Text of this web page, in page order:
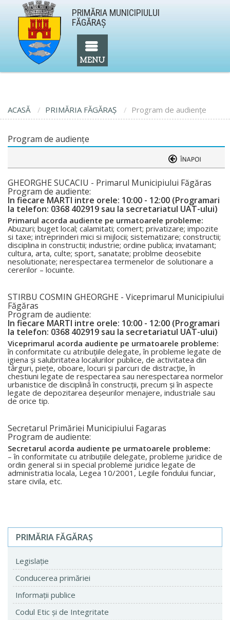
PRIMĂRIA MUNICIPIULUI
FĂGĂRAŞ
ACASĂ PRIMĂRIA FĂGĂRAŞ Program de audienţe
Program de audienţe
GHEORGHE SUCACIU - Primarul Municipiului Făgăras
Program de audiente:
In fiecare MARTI intre orele: 10:00 - 12:00 (Programari
la telefon: 0368 402919 sau la secretariatul UAT-ului)
Primarul acorda audiente pe urmatoarele probleme:
Abuzuri; buget local; calamitati; comert; privatizare; impozite
si taxe; intreprinderi mici si mijlocii; sistematizare; constructii;
disciplina in constructii; industrie; ordine publica; invatamant;
cultura, arta, culte; sport, sanatate; problme deosebite
nesolutionate; nerespectarea termenelor de solutionare a
cererilor – locuinte.
STIRBU COSMIN GHEORGHE - Viceprimarul Municipiului
Făgăras
Program de audiente:
In fiecare MARTI intre orele: 10:00 - 12:00 (Programari
la telefon: 0368 402919 sau la secretariatul UAT-ului)
Viceprimarul acorda audiente pe urmatoarele probleme:
în conformitate cu atribuţiile delegate, în probleme legate de
igiena şi salubritatea localurilor publice, de activitatea din
târguri, pieţe, oboare, locuri şi parcuri de distracţie, în
chestiuni legate de respectarea sau nerespectarea normelor
urbanistice de disciplină în construcţii, precum şi în aspecte
legate de depozitarea deşeurilor menajere, industriale sau
de orice tip.
Secretarul Primăriei Municipiului Fagaras
Program de audiente:
Secretarul acorda audiente pe urmatoarele probleme:
– în conformitate cu atribuţiile delegate, probleme juridice de
ordin general si in special probleme juridice legate de
administratia locala, Legea 10/2001, Legile fondului funciar,
stare civila, etc.
PRIMĂRIA FĂGĂRAŞ
Legislaţie
Conducerea primăriei
Informaţii publice
Codul Etic şi de Integritate